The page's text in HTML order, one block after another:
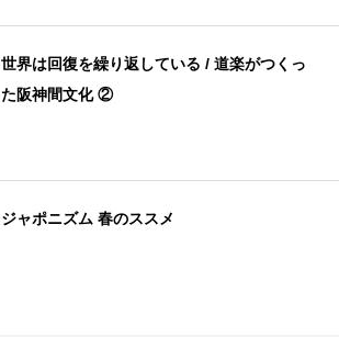
世界は回復を繰り返している / 道楽がつくっ
た阪神間文化 ②
ジャポニズム 春のススメ